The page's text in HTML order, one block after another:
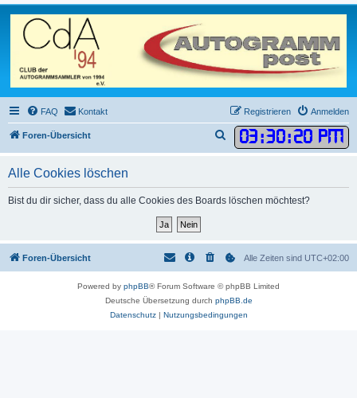
FAQ Kontakt Anmelden
Registrieren
Foren-Übersicht 03:30:20 PM
u
Alle Cookies löschen
Bist du dir sicher, dass du alle Cookies des Boards löschen möchtest?
Foren-Übersicht Alle Zeiten sind UTC+02:00
Powered by phpBB® Forum Software © phpBB Limited
Deutsche Übersetzung durch phpBB.de
Datenschutz| Nutzungsbedingungen